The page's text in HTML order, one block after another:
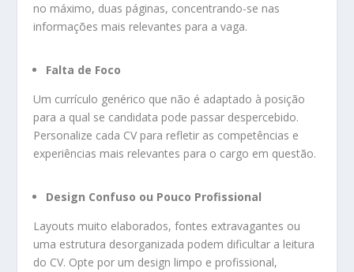
no máximo, duas páginas, concentrando-se nas
informações mais relevantes para a vaga.
Falta de Foco
Um currículo genérico que não é adaptado à posição
para a qual se candidata pode passar despercebido.
Personalize cada CV para refletir as competências e
experiências mais relevantes para o cargo em questão.
Design Confuso ou Pouco Profissional
Layouts muito elaborados, fontes extravagantes ou
uma estrutura desorganizada podem dificultar a leitura
do CV. Opte por um design limpo e profissional,